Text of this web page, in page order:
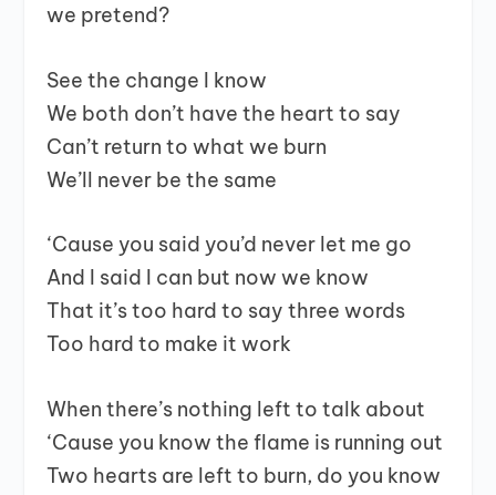
we pretend?
See the change I know
We both don’t have the heart to say
Can’t return to what we burn
We’ll never be the same
‘Cause you said you’d never let me go
And I said I can but now we know
That it’s too hard to say three words
Too hard to make it work
When there’s nothing left to talk about
‘Cause you know the flame is running out
Two hearts are left to burn, do you know